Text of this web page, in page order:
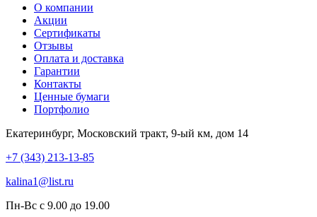
О компании
Акции
Сертификаты
Отзывы
Оплата и доставка
Гарантии
Контакты
Ценные бумаги
Портфолио
Екатеринбург, Московский тракт, 9-ый км, дом 14
+7 (343) 213-13-85
kalina1@list.ru
Пн-Вс с 9.00 до 19.00